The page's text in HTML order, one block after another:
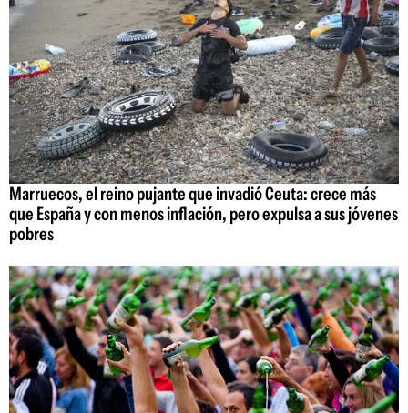
Marruecos, el reino pujante que invadió Ceuta: crece más
que España y con menos inflación, pero expulsa a sus jóvenes
pobres